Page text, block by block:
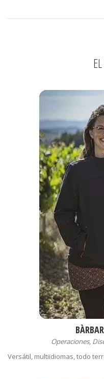
Operaciones,
Versátil, multiidiomas, todo